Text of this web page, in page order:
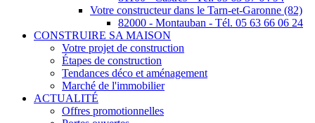
Votre constructeur dans le Tarn-et-Garonne (82)
82000 - Montauban - Tél. 05 63 66 06 24
CONSTRUIRE SA MAISON
Votre projet de construction
Étapes de construction
Tendances déco et aménagement
Marché de l'immobilier
ACTUALITÉ
Offres promotionnelles